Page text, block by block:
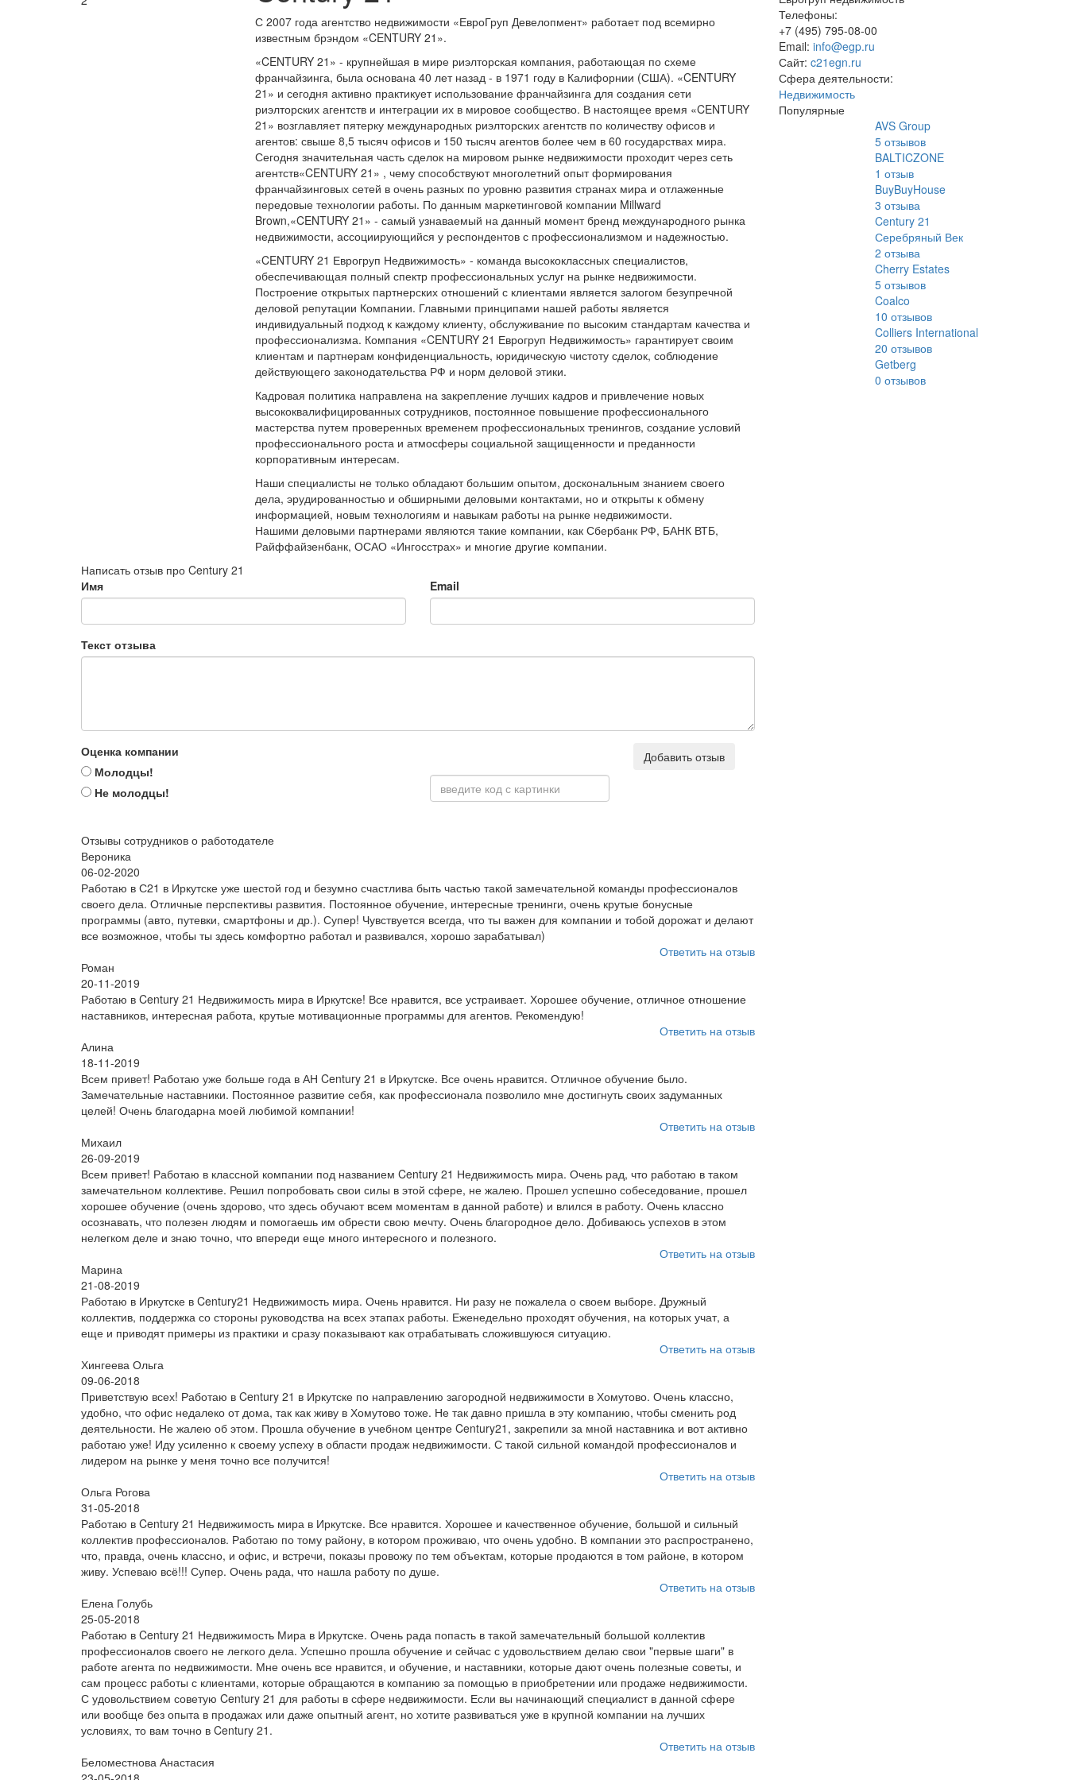
С 2007 года агентство недвижимости «ЕвроГруп Девелопмент» работает под всемирно
известным брэндом «CENTURY 21».
«CENTURY 21» - крупнейшая в мире риэлторская компания, работающая по схеме
франчайзинга, была основана 40 лет назад - в 1971 году в Калифорнии (США). «CENTURY
21» и сегодня активно практикует использование франчайзинга для создания сети
риэлторских агентств и интеграции их в мировое сообщество. В настоящее время «CENTURY
21» возглавляет пятерку международных риэлторских агентств по количеству офисов и
агентов: свыше 8,5 тысяч офисов и 150 тысяч агентов более чем в 60 государствах мира.
Сегодня значительная часть сделок на мировом рынке недвижимости проходит через сеть
агентств«CENTURY 21» , чему способствуют многолетний опыт формирования
франчайзинговых сетей в очень разных по уровню развития странах мира и отлаженные
передовые технологии работы. По данным маркетинговой компании Millward
Brown,«CENTURY 21» - самый узнаваемый на данный момент бренд международного рынка
недвижимости, ассоциирующийся у респондентов с профессионализмом и надежностью.
«CENTURY 21 Еврогруп Недвижимость» - команда высококлассных специалистов,
обеспечивающая полный спектр профессиональных услуг на рынке недвижимости.
Построение открытых партнерских отношений с клиентами является залогом безупречной
деловой репутации Компании. Главными принципами нашей работы является
индивидуальный подход к каждому клиенту, обслуживание по высоким стандартам качества и
профессионализма. Компания «CENTURY 21 Еврогруп Недвижимость» гарантирует своим
клиентам и партнерам конфиденциальность, юридическую чистоту сделок, соблюдение
действующего законодательства РФ и норм деловой этики.
Кадровая политика направлена на закрепление лучших кадров и привлечение новых
высококвалифицированных сотрудников, постоянное повышение профессионального
мастерства путем проверенных временем профессиональных тренингов, создание условий
профессионального роста и атмосферы социальной защищенности и преданности
корпоративным интересам.
Наши специалисты не только обладают большим опытом, доскональным знанием своего
дела, эрудированностью и обширными деловыми контактами, но и открыты к обмену
информацией, новым технологиям и навыкам работы на рынке недвижимости.
Нашими деловыми партнерами являются такие компании, как Сбербанк РФ, БАНК ВТБ,
Райффайзенбанк, ОСАО «Ингосстрах» и многие другие компании.
Написать отзыв про Century 21
Имя
Email
Текст отзыва
Оценка компании
Молодцы!
Не молодцы!
Добавить отзыв
Отзывы сотрудников о работодателе
Вероника
06-02-2020
Работаю в С21 в Иркутске уже шестой год и безумно счастлива быть частью такой замечательной команды профессионалов
своего дела. Отличные перспективы развития. Постоянное обучение, интересные тренинги, очень крутые бонусные
программы (авто, путевки, смартфоны и др.). Супер! Чувствуется всегда, что ты важен для компании и тобой дорожат и делают
все возможное, чтобы ты здесь комфортно работал и развивался, хорошо зарабатывал)
Ответить на отзыв
Роман
20-11-2019
Работаю в Century 21 Недвижимость мира в Иркутске! Все нравится, все устраивает. Хорошее обучение, отличное отношение
наставников, интересная работа, крутые мотивационные программы для агентов. Рекомендую!
Ответить на отзыв
Алина
18-11-2019
Всем привет! Работаю уже больше года в АН Century 21 в Иркутске. Все очень нравится. Отличное обучение было.
Замечательные наставники. Постоянное развитие себя, как профессионала позволило мне достигнуть своих задуманных
целей! Очень благодарна моей любимой компании!
Ответить на отзыв
Михаил
26-09-2019
Всем привет! Работаю в классной компании под названием Century 21 Недвижимость мира. Очень рад, что работаю в таком
замечательном коллективе. Решил попробовать свои силы в этой сфере, не жалею. Прошел успешно собеседование, прошел
хорошее обучение (очень здорово, что здесь обучают всем моментам в данной работе) и влился в работу. Очень классно
осознавать, что полезен людям и помогаешь им обрести свою мечту. Очень благородное дело. Добиваюсь успехов в этом
нелегком деле и знаю точно, что впереди еще много интересного и полезного.
Ответить на отзыв
Марина
21-08-2019
Работаю в Иркутске в Century21 Недвижимость мира. Очень нравится. Ни разу не пожалела о своем выборе. Дружный
коллектив, поддержка со стороны руководства на всех этапах работы. Еженедельно проходят обучения, на которых учат, а
еще и приводят примеры из практики и сразу показывают как отрабатывать сложившуюся ситуацию.
Ответить на отзыв
Хингеева Ольга
09-06-2018
Приветствую всех! Работаю в Century 21 в Иркутске по направлению загородной недвижимости в Хомутово. Очень классно,
удобно, что офис недалеко от дома, так как живу в Хомутово тоже. Не так давно пришла в эту компанию, чтобы сменить род
деятельности. Не жалею об этом. Прошла обучение в учебном центре Century21, закрепили за мной наставника и вот активно
работаю уже! Иду усиленно к своему успеху в области продаж недвижимости. С такой сильной командой профессионалов и
лидером на рынке у меня точно все получится!
Ответить на отзыв
Ольга Рогова
31-05-2018
Работаю в Century 21 Недвижимость мира в Иркутске. Все нравится. Хорошее и качественное обучение, большой и сильный
коллектив профессионалов. Работаю по тому району, в котором проживаю, что очень удобно. В компании это распространено,
что, правда, очень классно, и офис, и встречи, показы провожу по тем объектам, которые продаются в том районе, в котором
живу. Успеваю всё!!! Супер. Очень рада, что нашла работу по душе.
Ответить на отзыв
Елена Голубь
25-05-2018
Работаю в Century 21 Недвижимость Мира в Иркутске. Очень рада попасть в такой замечательный большой коллектив
профессионалов своего не легкого дела. Успешно прошла обучение и сейчас с удовольствием делаю свои "первые шаги" в
работе агента по недвижимости. Мне очень все нравится, и обучение, и наставники, которые дают очень полезные советы, и
сам процесс работы с клиентами, которые обращаются в компанию за помощью в приобретении или продаже недвижимости.
С удовольствием советую Century 21 для работы в сфере недвижимости. Если вы начинающий специалист в данной сфере
или вообще без опыта в продажах или даже опытный агент, но хотите развиваться уже в крупной компании на лучших
условиях, то вам точно в Century 21.
Ответить на отзыв
Беломестнова Анастасия
Телефоны:
+7 (495) 795-08-00
Email: info@egp.ru
Сайт: c21egn.ru
Сфера деятельности:
Недвижимость
Популярные
AVS Group
5 отзывов
BALTICZONE
1 отзыв
BuyBuyHouse
3 отзыва
Century 21
Серебряный Век
2 отзыва
Cherry Estates
5 отзывов
Coalco
10 отзывов
Colliers International
20 отзывов
Getberg
0 отзывов